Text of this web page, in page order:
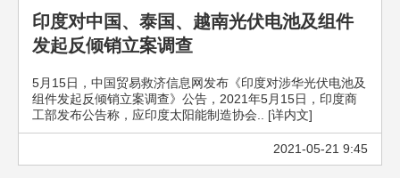
印度对中国、泰国、越南光伏电池及组件
发起反倾销立案调查
5月15日，中国贸易救济信息网发布《印度对涉华光伏电池及
组件发起反倾销立案调查》公告，2021年5月15日，印度商
工部发布公告称，应印度太阳能制造协会.. [详内文]
2021-05-21 9:45